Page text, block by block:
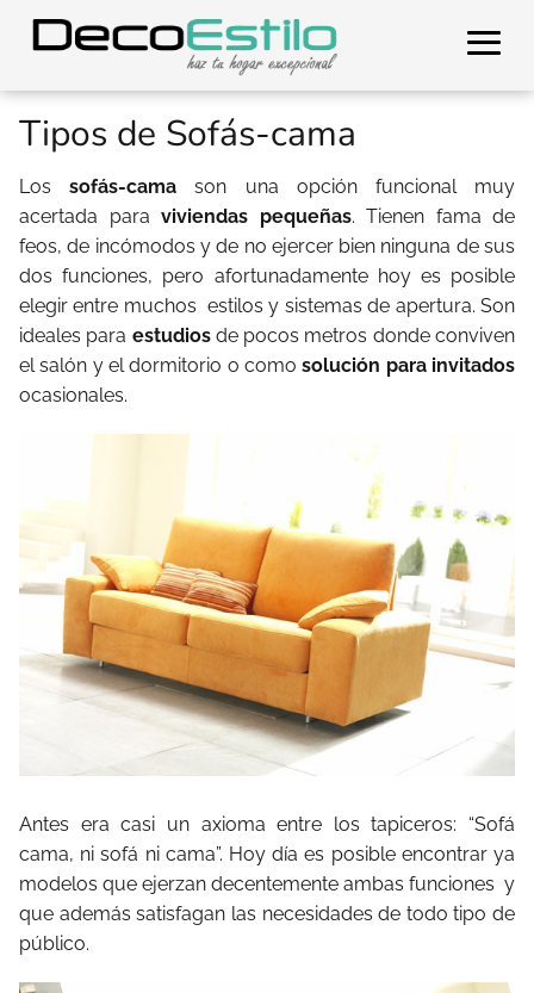
Tipos de Sofás-cama
Lossofás-cama son una opción funcional muy
acertada para viviendas pequeñas. Tienen fama de
feos, de incómodos y de no ejercer bien ninguna de sus
dos funciones, pero afortunadamente hoy es posible
elegir entre muchos estilos y sistemas de apertura. Son
ideales para estudiosde pocos metros donde conviven
el salón y el dormitorio o comosolución para invitados
ocasionales.
Antes era casi un axioma entre los tapiceros: “Sofá
cama, ni sofá ni cama”. Hoy día es posible encontrar ya
modelos que ejerzan decentemente ambas funciones y
que además satisfagan las necesidades de todo tipo de
público.